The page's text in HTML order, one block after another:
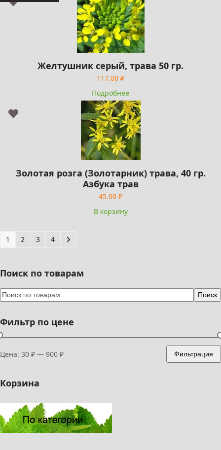
Желтушник серый, трава 50 гр.
117.00 ₽
Подробнее
Золотая розга (Золотарник) трава, 40 гр.
Азбука трав
45.00 ₽
В корзину
1 2 3 4
Поиск по товарам
Поиск
Фильтр по цене
Минимальная
Максимальная
Фильтрация
Цена: 30 ₽ — 900 ₽
Корзина